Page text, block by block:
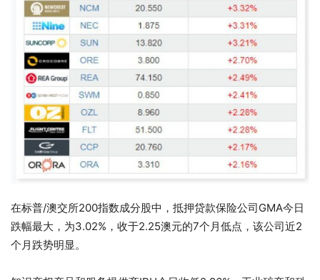
在标普/澳交所200指数成分股中，抵押贷款保险公司GMA今日
跌幅最大，为3.02%，收于2.25澳元的7个月低点，该公司近2
个月跌势明显。